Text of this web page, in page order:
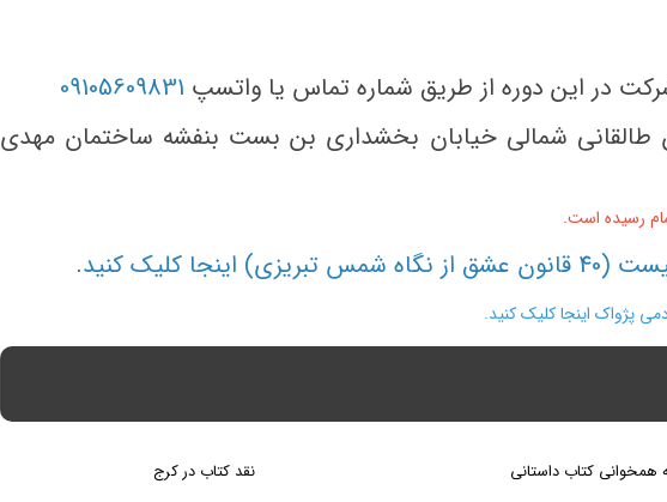
در این دوره از طریق شماره تماس یا واتسپ 09105609831
طالقانی شمالی خیابان بخشداری بن بست بنفشه ساختمان مهدی
کلیک کنید .
پژواک اینجا کلیک کنید.
همخوانی کتاب داستانی نقد کتاب در کرج